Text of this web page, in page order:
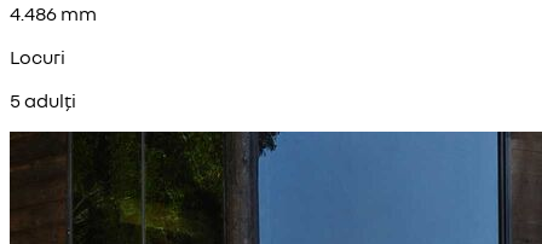
4.486 mm
Locuri
5 adulți